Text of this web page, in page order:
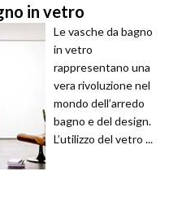
in vetro
Le vasche da bagno
in vetro
rappresentano una
vera rivoluzione nel
mondo dell’arredo
bagno e del design.
L’utilizzo del vetro ...